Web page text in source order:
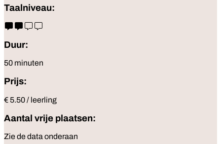
Taalniveau:
Duur:
50 minuten
Prijs:
€ 5.50 / leerling
Aantal vrije plaatsen:
Zie de data onderaan